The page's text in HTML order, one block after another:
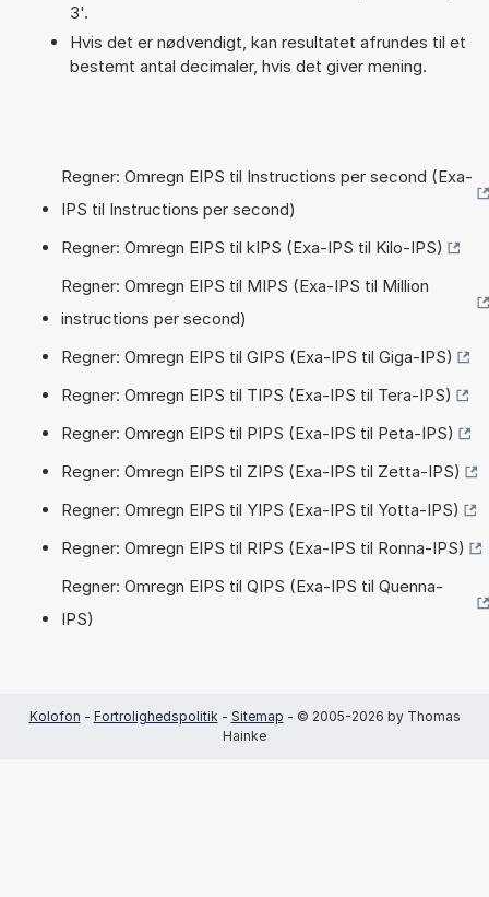
3'.
Hvis det er nødvendigt, kan resultatet afrundes til et
bestemt antal decimaler, hvis det giver mening.
Regner: Omregn EIPS til Instructions per second (Exa-
IPS til Instructions per second)
Regner: Omregn EIPS til kIPS (Exa-IPS til Kilo-IPS)
Regner: Omregn EIPS til MIPS (Exa-IPS til Million
instructions per second)
Regner: Omregn EIPS til GIPS (Exa-IPS til Giga-IPS)
Regner: Omregn EIPS til TIPS (Exa-IPS til Tera-IPS)
Regner: Omregn EIPS til PIPS (Exa-IPS til Peta-IPS)
Regner: Omregn EIPS til ZIPS (Exa-IPS til Zetta-IPS)
Regner: Omregn EIPS til YIPS (Exa-IPS til Yotta-IPS)
Regner: Omregn EIPS til RIPS (Exa-IPS til Ronna-IPS)
Regner: Omregn EIPS til QIPS (Exa-IPS til Quenna-
IPS)
Kolofon - Fortrolighedspolitik - Sitemap - © 2005-2026 by Thomas
Hainke